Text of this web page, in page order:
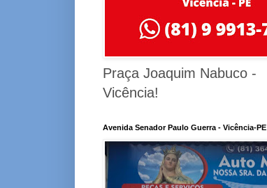
Praça Joaquim Nabuco -
Vicência!
Avenida Senador Paulo Guerra - Vicência-PE